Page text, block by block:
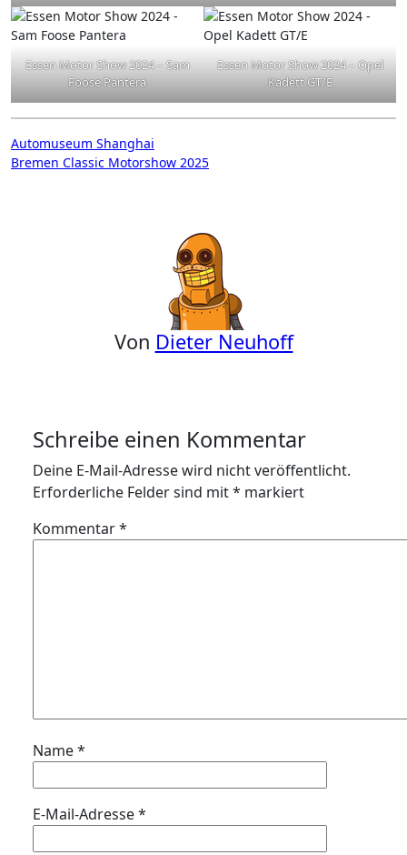
Essen Motor Show 2024 – Sam
Foose Pantera
Essen Motor Show 2024 – Opel
Kadett GT/E
Beitragsnavigation
Automuseum Shanghai
Bremen Classic Motorshow 2025
Von Dieter Neuhoff
Schreibe einen Kommentar
Deine E-Mail-Adresse wird nicht veröffentlicht.
Erforderliche Felder sind mit* markiert
Kommentar*
Name*
E-Mail-Adresse*